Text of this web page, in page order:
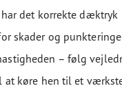
det korrekte dæktryk
skader og
– følg
at køre hen til et